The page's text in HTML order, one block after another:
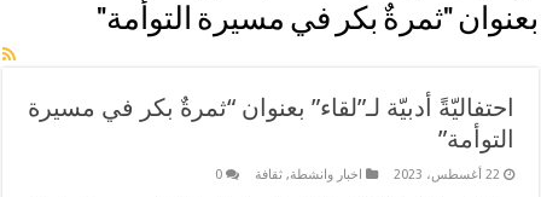
بعنوان "ثمرةٌ بكر في مسيرة التوأمة"
احتفاليّةً أدبيّة لـ”لقاء” بعنوان “ثمرةٌ بكر في مسيرة
التوأمة”
22 أغسطس، 2023 اخبار وانشطة,ثقافة 0